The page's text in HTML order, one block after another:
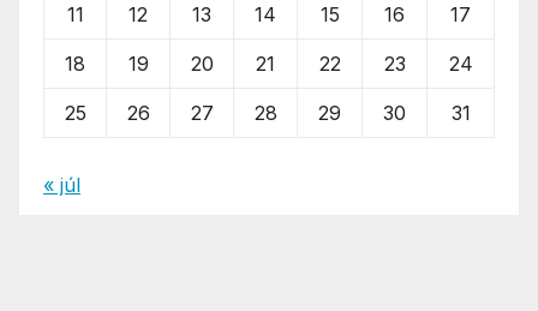
11 12 13 14 15 16 17
18 19 20 21 22 23 24
25 26 27 28 29 30 31
« júl